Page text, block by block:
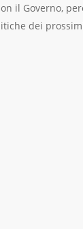
il Governo,
dei